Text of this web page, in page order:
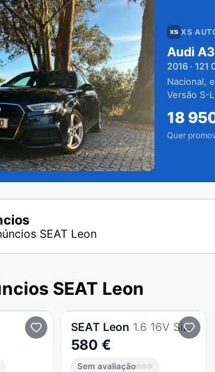
XS
Audi
2016 · 121
Nacional,
Versão S-
18
Quer
SEAT Leon
SEAT Leon
SEAT Leon 1.6 16V Signo
580 €
Sem avaliação